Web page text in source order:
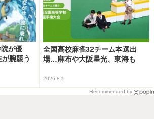
が優
腕競う
全国高校麻雀32チーム本選出
場…麻布や大阪星光、東海も
2026.8.5
Recommended by